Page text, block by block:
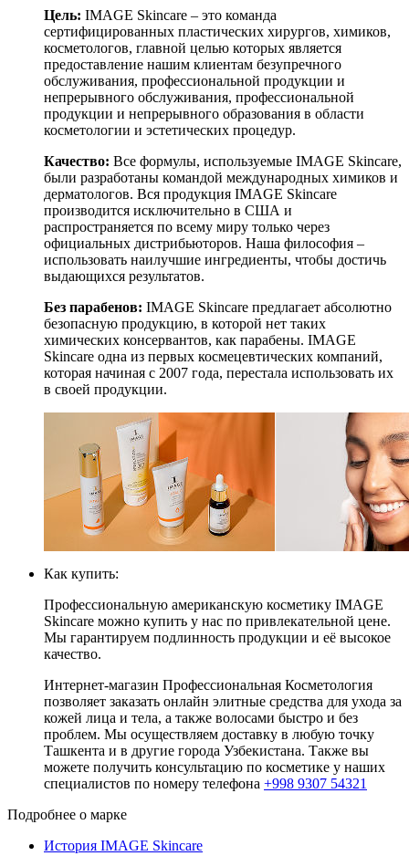
Цель: IMAGE Skincare – это команда
сертифицированных пластических хирургов, химиков,
косметологов, главной целью которых является
предоставление нашим клиентам безупречного
обслуживания, профессиональной продукции и
непрерывного обслуживания, профессиональной
продукции и непрерывного образования в области
косметологии и эстетических процедур.
Качество: Все формулы, используемые IMAGE Skincare,
были разработаны командой международных химиков и
дерматологов. Вся продукция IMAGE Skincare
производится исключительно в США и
распространяется по всему миру только через
официальных дистрибьюторов. Наша философия –
использовать наилучшие ингредиенты, чтобы достичь
выдающихся результатов.
Без парабенов: IMAGE Skincare предлагает абсолютно
безопасную продукцию, в которой нет таких
химических консервантов, как парабены. IMAGE
Skincare одна из первых космецевтических компаний,
которая начиная с 2007 года, перестала использовать их
в своей продукции.
Как купить:
Профессиональную американскую косметику IMAGE
Skincare можно купить у нас по привлекательной цене.
Мы гарантируем подлинность продукции и её высокое
качество.
Интернет-магазин Профессиональная Косметология
позволяет заказать онлайн элитные средства для ухода за
кожей лица и тела, а также волосами быстро и без
проблем. Мы осуществляем доставку в любую точку
Ташкента и в другие города Узбекистана. Также вы
можете получить консультацию по косметике у наших
специалистов по номеру телефона +998 9307 54321
Подробнее о марке
История IMAGE Skincare